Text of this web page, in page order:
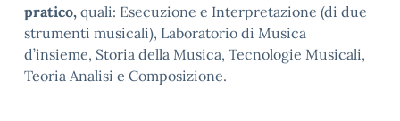
pratico, quali: Esecuzione e Interpretazione (di due
strumenti musicali), Laboratorio di Musica
d’insieme, Storia della Musica, Tecnologie Musicali,
Teoria Analisi e Composizione.